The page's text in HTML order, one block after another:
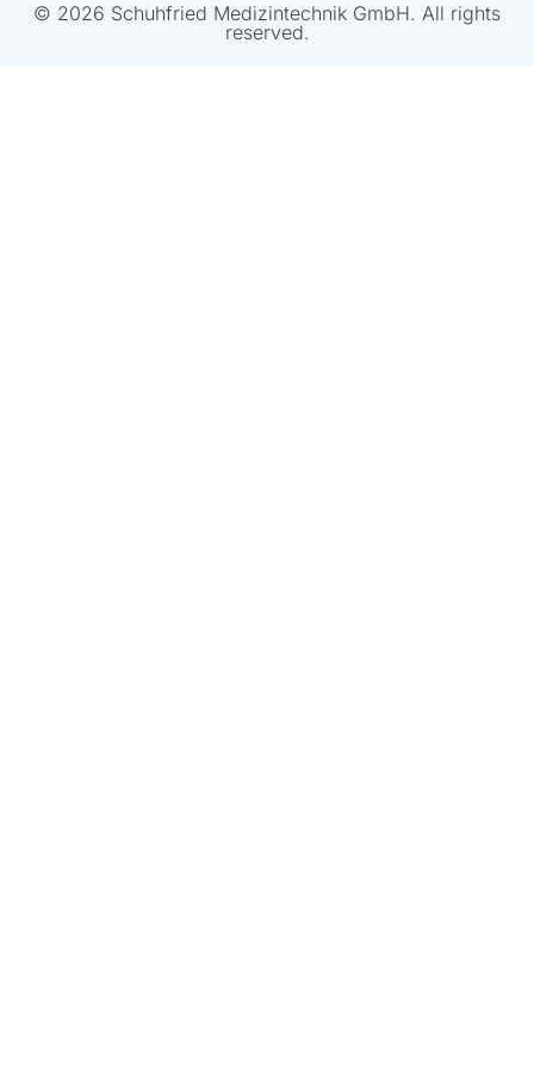
© 2026 Schuhfried Medizintechnik GmbH. All rights
reserved.